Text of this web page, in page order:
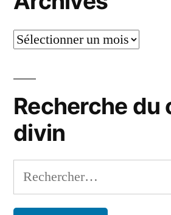
Archives
Recherche du
divin
Rechercher :